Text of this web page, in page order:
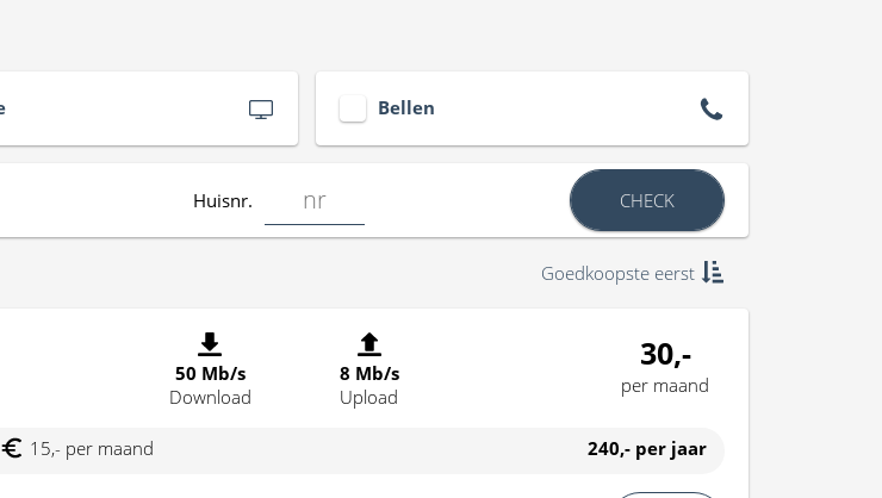
Bellen
Huisnr. CHECK
Goedkoopste eerst
50 Mb/s
Download
8 Mb/s
Upload
30,-
per maand
15,- per maand 240,- per jaar